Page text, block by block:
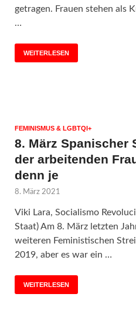
getragen. Frauen stehen als
…
WEITERLESEN
FEMINISMUS & LGBTQI+
8. März Spanischer
der arbeitenden
denn je
8. März 2021
Viki Lara, Socialismo
Staat) Am 8. März letzten
weiteren Feministischen
2019, aber es war ein …
WEITERLESEN